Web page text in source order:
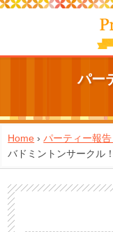
パー
Home ›パーティー報
バドミントンサークル